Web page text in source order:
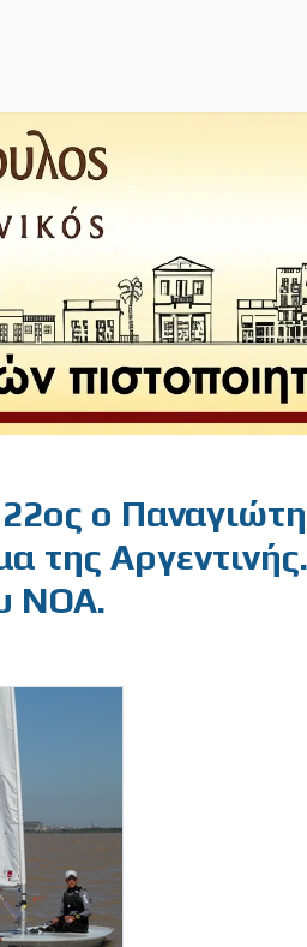
ο
της
ΝΟΑ.